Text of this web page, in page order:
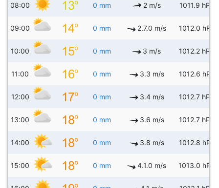
08:00 0 mm 2 m/s 1011.9 hPa
09:00 0 mm 2.7.0 m/s 1012.0 hPa
10:00 0 mm 3 m/s 1012.2 hPa
11:00 0 mm 3.3 m/s 1012.6 hPa
12:00 0 mm 3.4 m/s 1012.7 hPa
13:00 0 mm 3.6 m/s 1012.7 hPa
14:00 0 mm 3.8 m/s 1012.8 hPa
15:00 0 mm 4.1.0 m/s 1013.0 hPa